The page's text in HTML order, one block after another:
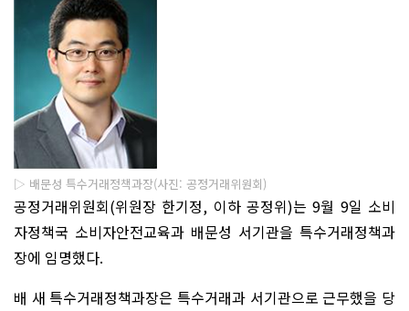
▷ 배문성 특수거래정책과장(사진: 공정거래위원회)
공정거래위원회(위원장 한기정, 이하 공정위)는9월 9일 소비
자정책국 소비자안전교육과 배문성 서기관을 특수거래정책과
장에 임명했다.
배 새 특수거래정책과장은 특수거래과 서기관으로 근무했을 당